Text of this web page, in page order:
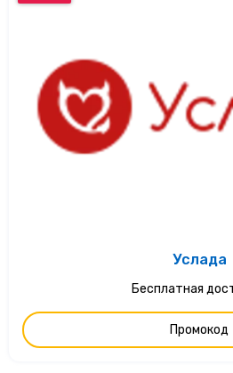
Услада
Бесплатная
Промокод